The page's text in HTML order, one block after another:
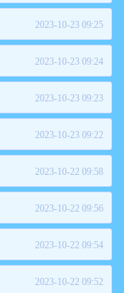
2023-10-23 09:25
2023-10-23 09:24
2023-10-23 09:23
2023-10-23 09:22
2023-10-22 09:58
2023-10-22 09:56
2023-10-22 09:54
2023-10-22 09:52